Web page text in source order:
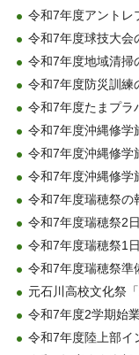
令和7年度アントレ
令和7年度球技大会
令和7年度地域清掃
令和7年度防災訓練
令和7年度たまプラ
令和7年度沖縄修学
令和7年度沖縄修学
令和7年度沖縄修学
令和7年度瑞穂祭の
令和7年度瑞穂祭2
令和7年度瑞穂祭1
令和7年度瑞穂祭準
元石川高校文化祭
令和7年度2学期始
令和7年度陸上部イ